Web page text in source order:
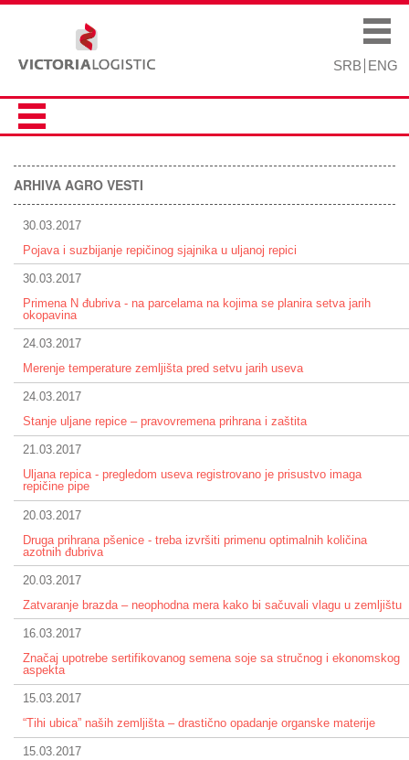
SRB ENG
Main menu
ARHIVA AGRO VESTI
30.03.2017
Pojava i suzbijanje repičinog sjajnika u uljanoj repici
30.03.2017
Primena N đubriva - na parcelama na kojima se planira setva jarih
okopavina
24.03.2017
Merenje temperature zemljišta pred setvu jarih useva
24.03.2017
Stanje uljane repice – pravovremena prihrana i zaštita
21.03.2017
Uljana repica - pregledom useva registrovano je prisustvo imaga
repičine pipe
20.03.2017
Druga prihrana pšenice - treba izvršiti primenu optimalnih količina
azotnih đubriva
20.03.2017
Zatvaranje brazda – neophodna mera kako bi sačuvali vlagu u zemljištu
16.03.2017
Značaj upotrebe sertifikovanog semena soje sa stručnog i ekonomskog
aspekta
15.03.2017
“Tihi ubica” naših zemljišta – drastično opadanje organske materije
15.03.2017